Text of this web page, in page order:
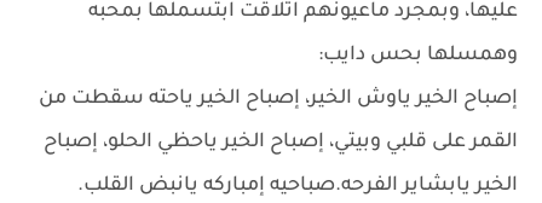
عليها، وبمجرد ماعيونهم اتلاقت ابتسملها بمحبه
وهمسلها بحس دايب:
إصباح الخير ياوش الخير، إصباح الخير ياحته سقطت من
القمر على قلبي وبيتي، إصباح الخير ياحظي الحلو، إصباح
الخير يابشاير الفرحه.صباحيه إمباركه يانبض القلب.